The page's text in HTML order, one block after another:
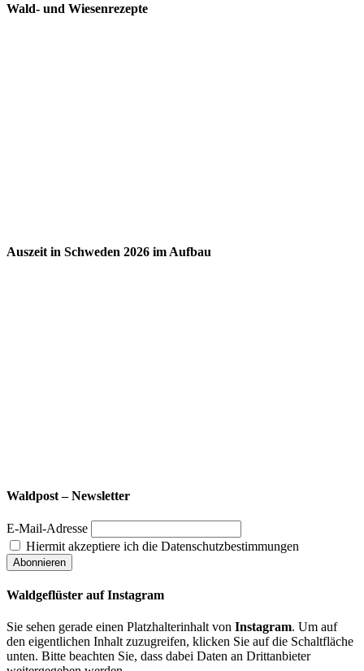
Wald- und Wiesenrezepte
Auszeit in Schweden 2026 im Aufbau
Waldpost – Newsletter
E-Mail-Adresse
Hiermit akzeptiere ich die Datenschutzbestimmungen
Waldgeflüster auf Instagram
Sie sehen gerade einen Platzhalterinhalt von Instagram. Um auf
den eigentlichen Inhalt zuzugreifen, klicken Sie auf die Schaltfläche
unten. Bitte beachten Sie, dass dabei Daten an Drittanbieter